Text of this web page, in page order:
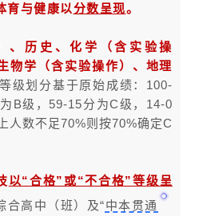
育与健康以分数呈现。
、历史、化学（含实验操
物学（含实验操作）、地理
等级划分基于原始成绩：100-
B级，59-15分为C级，14-0
人数不足70%则按70%确定C
以“合格”或“不合格”等级呈
合高中（班）及“中本贯通